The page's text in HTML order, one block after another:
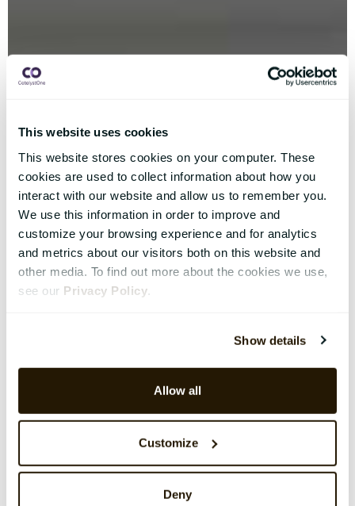
This website uses cookies
This website stores cookies on your computer. These
cookies are used to collect information about how you
interact with our website and allow us to remember you.
We use this information in order to improve and
customize your browsing experience and for analytics
and metrics about our visitors both on this website and
other media. To find out more about the cookies we use,
see our Privacy Policy
Show details
Allow all
Customize
Deny